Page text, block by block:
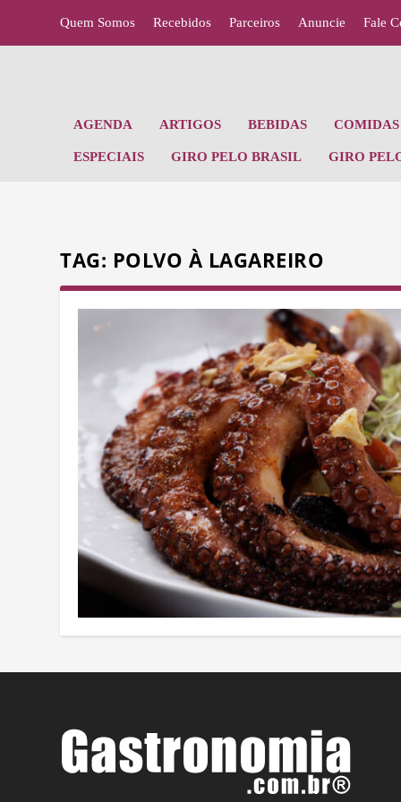
Quem Somos Recebidos Parceiros Anuncie Fale
AGENDA ARTIGOS BEBIDAS COMIDAS
ESPECIAIS GIRO PELO BRASIL GIRO
TAG: POLVO À LAGAREIRO